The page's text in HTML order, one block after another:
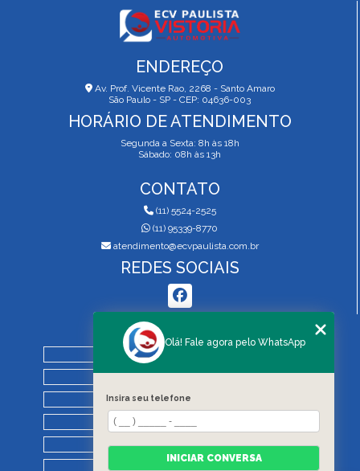
ENDEREÇO
Av. Prof. Vicente Rao, 2268 - Santo Amaro
São Paulo - SP - CEP: 04636-003
HORÁRIO DE ATENDIMENTO
Segunda a Sexta: 8h às 18h
Sábado: 08h às 13h
CONTATO
(11) 5524-2525
(11) 95339-8770
atendimento@ecvpaulista.com.br
REDES SOCIAIS
MENU
QUEM SOMOS
SERVIÇOS
BLOG
REGRAS DE VISTORIA
Olá! Fale agora pelo WhatsApp
Insira seu telefone
INICIAR CONVERSA